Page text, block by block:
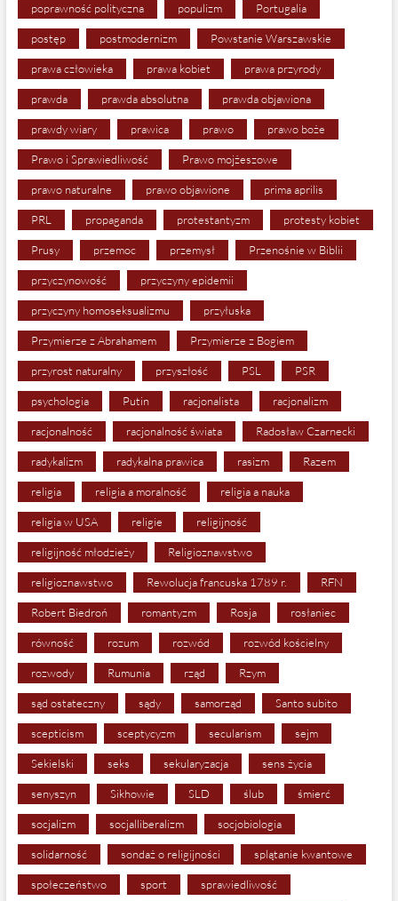
poprawność polityczna populizm Portugalia
postęp postmodernizm Powstanie Warszawskie
prawa człowieka prawa kobiet prawa przyrody
prawda prawda absolutna prawda objawiona
prawdy wiary prawica prawo prawo boże
Prawo i Sprawiedliwość Prawo mojżeszowe
prawo naturalne prawo objawione prima aprilis
PRL propaganda protestantyzm protesty kobiet
Prusy przemoc przemysł Przenośnie w Biblii
przyczynowość przyczyny epidemii
przyczyny homoseksualizmu przyłuska
Przymierze z Abrahamem Przymierze z Bogiem
przyrost naturalny przyszłość PSL PSR
psychologia Putin racjonalista racjonalizm
racjonalność racjonalność świata Radosław Czarnecki
radykalizm radykalna prawica rasizm Razem
religia religia a moralność religia a nauka
religia w USA religie religijność
religijność młodzieży Religioznawstwo
religioznawstwo Rewolucja francuska 1789 r. RFN
Robert Biedroń romantyzm Rosja rosłaniec
równość rozum rozwód rozwód kościelny
rozwody Rumunia rząd Rzym
sąd ostateczny sądy samorząd Santo subito
scepticism sceptycyzm secularism sejm
Sekielski seks sekularyzacja sens życia
senyszyn Sikhowie SLD ślub śmierć
socjalizm socjalliberalizm socjobiologia
solidarność sondaż o religijności splątanie kwantowe
społeczeństwo sport sprawiedliwość